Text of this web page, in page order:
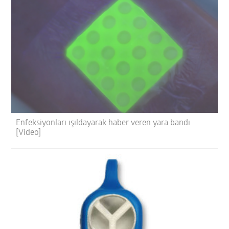
Enfeksiyonları ışıldayarak haber veren yara bandı
[Video]